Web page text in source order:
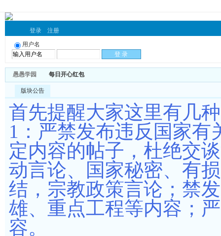
登录 注册
用户名
愚愚学园 每日开心红包
版块公告
首先提醒大家这里有几
1：严禁发布违反国家
定内容的帖子，杜绝交
动言论、国家秘密、有
结，宗教政策言论；禁
雄、重点工程等内容；
容。